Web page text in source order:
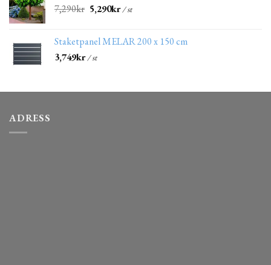
7,290kr 5,290kr/ st
Staketpanel MELAR 200 x 150 cm
3,749kr/ st
ADRESS